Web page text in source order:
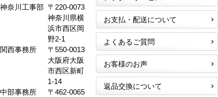
神奈川工事部 〒220-0073
神奈川県横
浜市西区岡
野2-1
関西事務所
〒550-0013
大阪府大阪
市西区新町
1-14
中部事務所
〒462-0065
お支払・配送について
よくあるご質問
お客様のお声
返品交換について